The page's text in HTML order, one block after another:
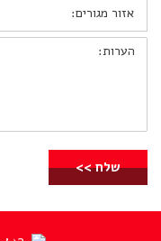
אזור
מגורים:
הערות: